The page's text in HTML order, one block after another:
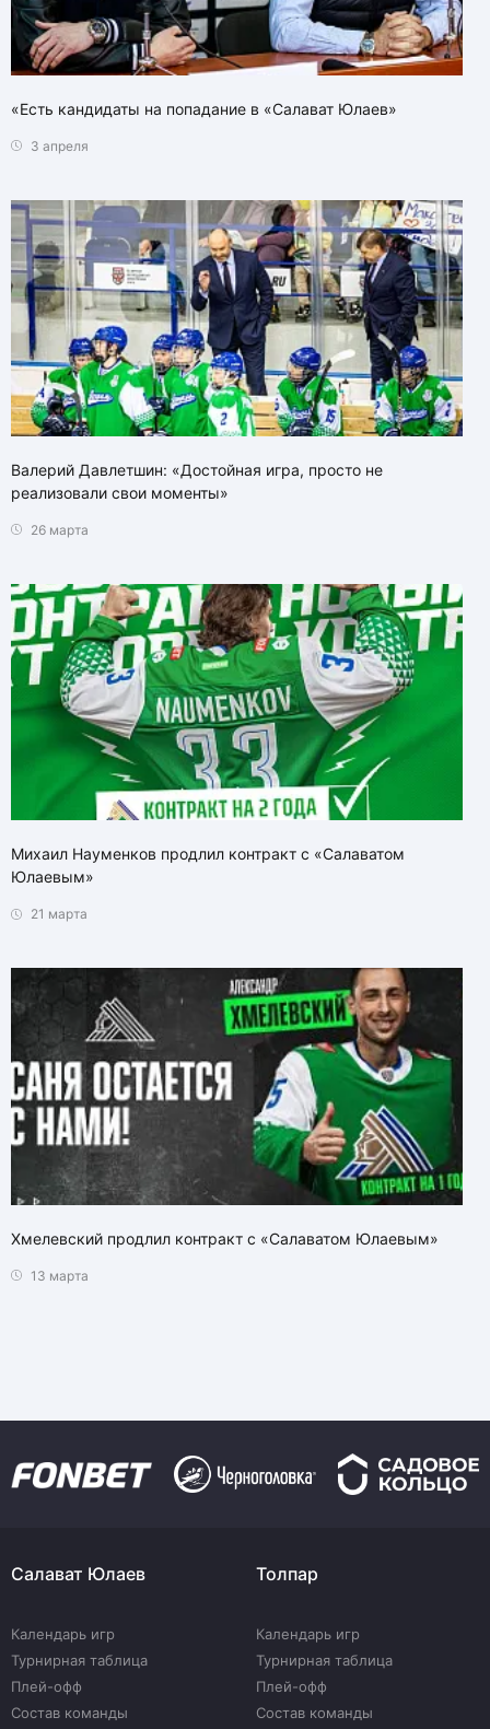
«Есть кандидаты на попадание в «Салават Юлаев»
3 апреля
Валерий Давлетшин: «Достойная игра, просто не
реализовали свои моменты»
26 марта
Михаил Науменков продлил контракт с «Салаватом
Юлаевым»
21 марта
Хмелевский продлил контракт с «Салаватом Юлаевым»
13 марта
Салават Юлаев
Календарь игр
Турнирная таблица
Плей-офф
Состав команды
Толпар
Календарь игр
Турнирная таблица
Плей-офф
Состав команды